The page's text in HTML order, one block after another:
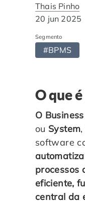
Gerenciamento
Adequação à
Auditoria de
Gestão do
Controle e
Departamento
Departamento
Blog
Trabalhe
Thais Pinho
20 jun 2025
Segmento
#BPMS
O que
O
ou System
software
processos
eficiente,
central da